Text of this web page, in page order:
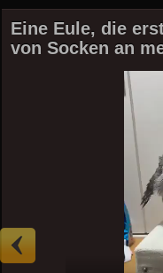
Eine Eule, die
von Socken an